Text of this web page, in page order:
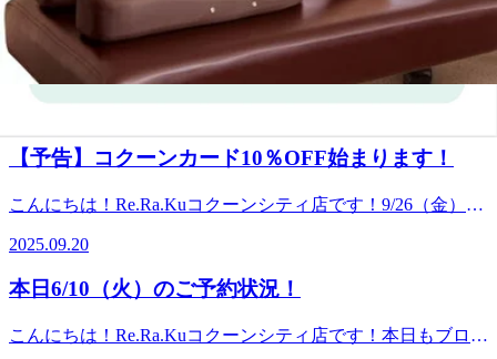
したね。お正月はゆっくりできたでしょうか？長い方だと9
連休のお休みもあったみたいですが、その分お仕事が始まる
と一気にお疲れも溜まりますよね( ;∀;)特に寒い時期ですの
で、肩に力が入ってしまい力が抜けないなんてことも...。
2026年の良いスタートをするためにも、1月にお身体を整え
ります！★ 1月 13日（火）ご予約可能時間★ 14：00～
OK！☆★ペアでご案内可能時間★☆ 17：00～ OK！ご不
明な点や、コース、時間相談などありましたらお電話下さ
所】 埼玉県さいたま市大宮区吉敷町4-263-1コクーンシテ
「さいたま新都心」駅より徒歩5分コクーン2の3階フードコ
お店ではございません！！）
【お知らせ】11/21～コクーンカード10%OFF!ギ
フトパックも対象です
こんにちは!Re.Ra.Kuコクーンシティ店ですいつもご利用い
ただきありがとうございます♪11/21(金)から始まるコクーン
Re.Ra.Kuで人気のギフトパック(回数券)も大変お得にご購入
いただけますーー・・ーー・・ーー・・ーー・・ーー◆ギフ
ー・・ーー・・ーー期間中(11/21～25)は、ギフトパック(回
数券)が通常価格 → ギフトパック価格 → さらに10%OFFと3
段階でお得になります!【10回パック(60分×5回分)】通
常:38,500円→ギフトパック:34,500円(4,000円お得)→21～25日
は10%OFF:31,050合計7,450円お得!【20回パック(60分×10回
分)】通常:77,000円→ギフトパック:68,000円(9,000円お
【予告】コクーンカード10％OFF始まります！
こんにちは！Re.Ra.Kuコクーンシティ店です！9/26（金）～
Days」を開催いたします！期間中、コクーンシティカード
セゾンでお買物いただくと、お引き落とし時に
10％OFF！ こんにちは！Re.Ra.Kuコクーンシティ店です！
30（火）の5日間、「コクーンシティカード １０％OFF ５
2025.09.20
本日6/10（火）のご予約状況！
こんにちは！Re.Ra.Kuコクーンシティ店です！本日もブログ